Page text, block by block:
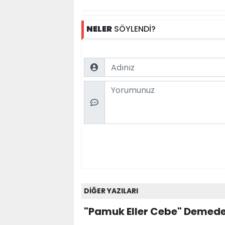
NELER SÖYLENDİ?
Name
Comment
DİĞER YAZILARI
"Pamuk Eller Cebe"